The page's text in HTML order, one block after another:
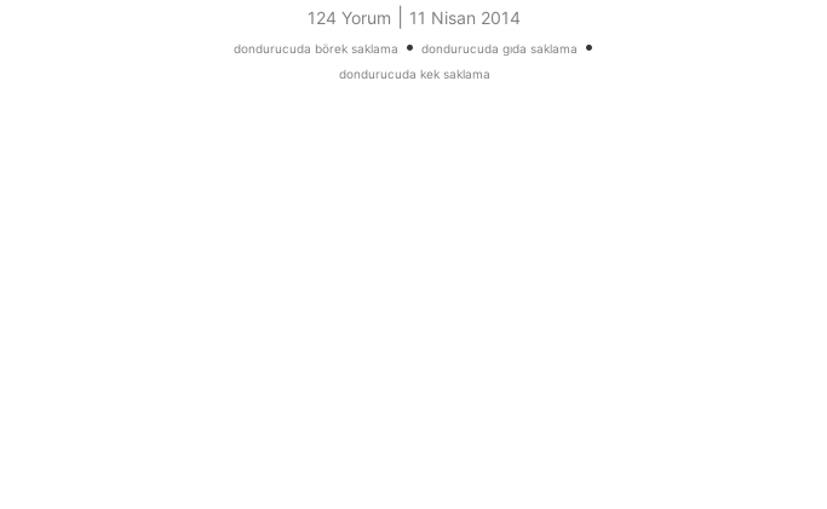
124 Yorum 11 Nisan 2014
dondurucuda börek saklama • dondurucuda gıda saklama •
dondurucuda kek saklama